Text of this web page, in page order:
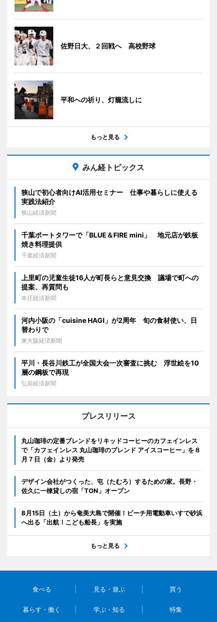
佐野日大、２回戦へ 高校野球
平和への祈り、灯籠流しに
もっと見る
みん経トピックス
狭山で初心者向けAI活用セミナー 仕事や暮らしに使える
実践法紹介
狭山経済新聞
千葉ポートタワーで「BLUE＆FIRE mini」 地元店が鉄板
焼き料理提供
千葉経済新聞
上里町の児童生徒16人が町長らと意見交換 議場で町への
提案、再質問も
本庄経済新聞
河内小阪の「cuisine HAGI」が2周年 旬の食材使い、日
替わりで
東大阪経済新聞
平川・長谷川鉄工が全国大会一次審査に挑む 浮世絵を10
層の鋼板で再現
弘前経済新聞
プレスリリース
丸山珈琲の定番ブレンドをリキッドコーヒーのカフェインレス
で「カフェインレス 丸山珈琲のブレンド アイスコーヒー」を８
月７日（金）より発売
デザイン会社がつくった、屯（たむろ）するための家。長野・
佐久に一棟貸しの宿「TON」オープン
8月15日（土）から奄美大島で開催！ビーチ用電動車いすで砂浜
へ出る「出航！こども船長」を実施
もっと見る
食べる 見る・遊ぶ 買う
暮らす・働く 学ぶ・知る 特集